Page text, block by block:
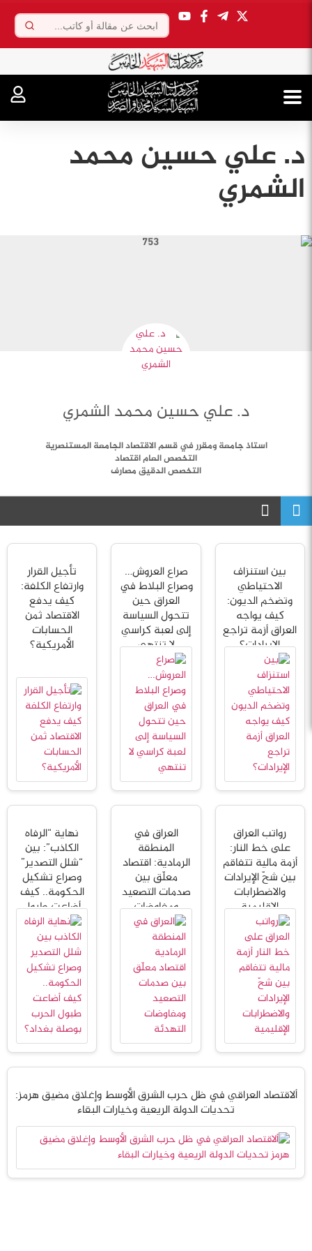
.
د. علي حسین محمد
الشمري
د. علي حسین محمد الشمري
استاذ جامعة ومقرر في قسم الاقتصاد الجامعة المستنصرية
التخصص العام اقتصاد
التخصص الدقيق مصارف
بين استنزاف
الاحتياطي
وتضخم الديون:
كيف يواجه
العراق أزمة تراجع
الإيرادات؟
صراع العروش…
وصراع البلاط في
العراق حين
تتحول السياسة
إلى لعبة كراسي
لا تنتهي
تأجيل القرار
وارتفاع الكلفة:
كيف يدفع
الاقتصاد ثمن
الحسابات
الأمريكية؟
رواتب العراق
على خط النار:
أزمة مالية تتفاقم
بين شحّ الإيرادات
والاضطرابات
الإقليمية
العراق في
المنطقة
الرمادية: اقتصاد
معلّق بين
صدمات التصعيد
ومفاوضات
التهدئة
نهاية “الرفاه
الكاذب”: بين
“شلل التصدير”
وصراع تشكيل
الحكومة.. كيف
أضاعت طبول
الحرب بوصلة
بغداد؟
ألاقتصاد العراقي في ظل حرب الشرق الأوسط وإغلاق مضيق هرمز:
تحديات الدولة الريعية وخيارات البقاء